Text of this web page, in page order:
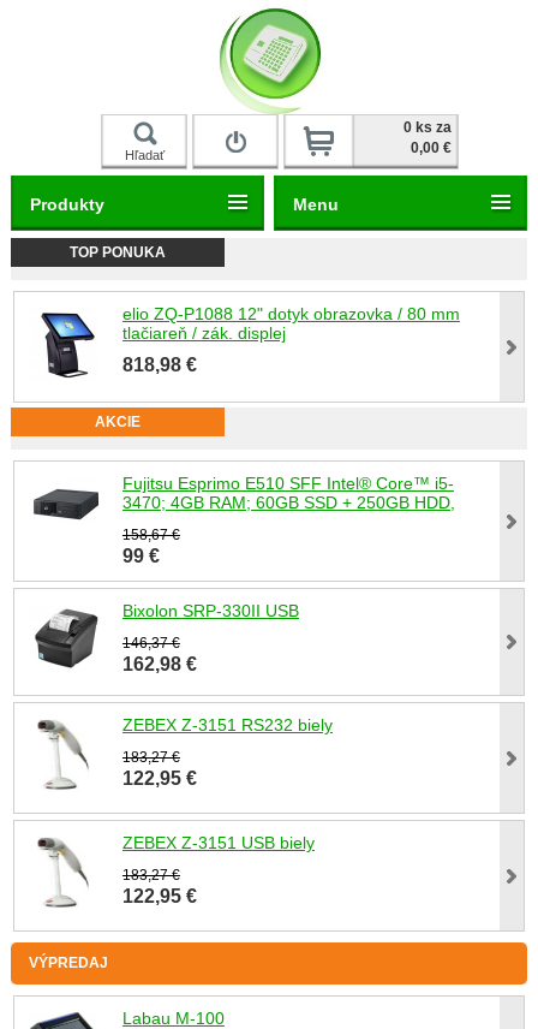
Hľadať
0 ks za
0,00 €
TOP PONUKA
elio ZQ-P1088 12" dotyk obrazovka / 80 mm
tlačiareň / zák. displej
818,98 €
AKCIE
Fujitsu Esprimo E510 SFF Intel® Core™ i5-
3470; 4GB RAM; 60GB SSD + 250GB HDD,
158,67 €
99 €
Bixolon SRP-330II USB
146,37 €
162,98 €
ZEBEX Z-3151 RS232 biely
183,27 €
122,95 €
ZEBEX Z-3151 USB biely
183,27 €
122,95 €
VÝPREDAJ
Labau M-100
Produkty Menu